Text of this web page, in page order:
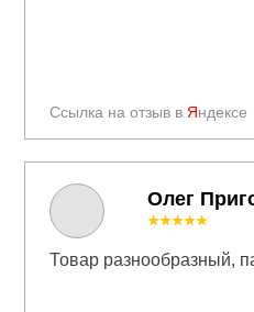
Олег
Ссылка на отзыв в Яндексе
★★★★★
Товар разнообразный,